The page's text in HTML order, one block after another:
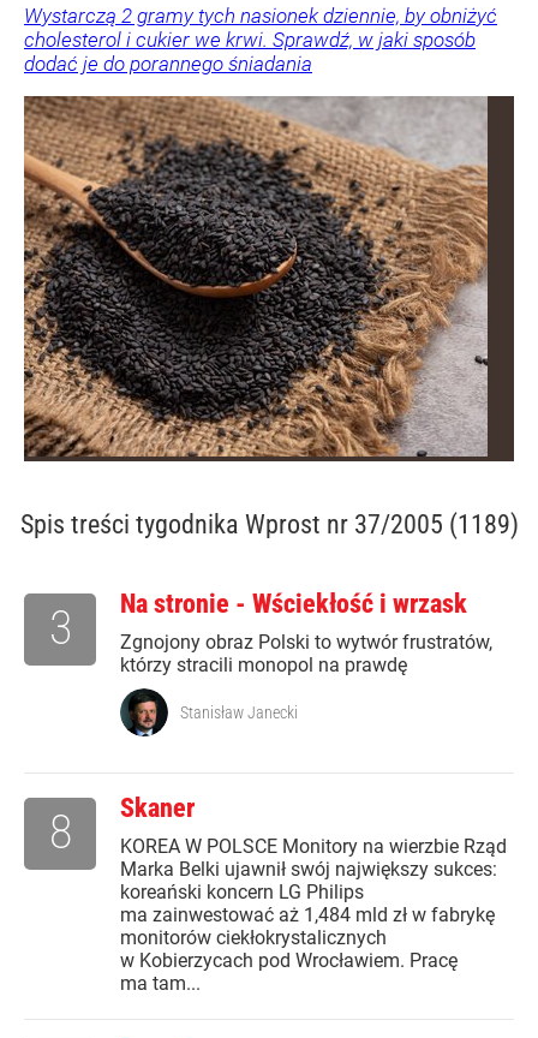
Wystarczą 2 gramy tych nasionek dziennie, by obniżyć
cholesterol i cukier we krwi. Sprawdź, w jaki sposób
dodać je do porannego śniadania
Spis treści tygodnika Wprost nr 37/2005 (1189)
Na stronie - Wściekłość i wrzask
Zgnojony obraz Polski to wytwór frustratów,
którzy stracili monopol na prawdę
3
Stanisław Janecki
Skaner
KOREA W POLSCE Monitory na wierzbie Rząd
Marka Belki ujawnił swój największy sukces:
koreański koncern LG Philips
ma zainwestować aż 1,484 mld zł w fabrykę
monitorów ciekłokrystalicznych
w Kobierzycach pod Wrocławiem. Pracę
ma tam...
8